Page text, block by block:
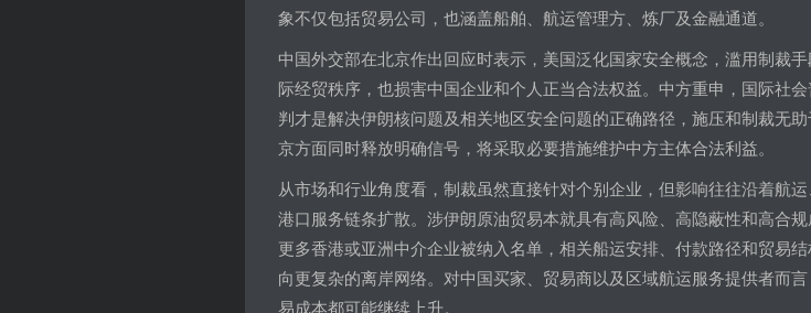
象不仅包括贸易公司，也涵盖船舶、航运管理方、炼厂及金融通道。
中国外交部在北京作出回应时表示，美国泛化国家安全概念，滥用制裁
际经贸秩序，也损害中国企业和个人正当合法权益。中方重申，国际社
判才是解决伊朗核问题及相关地区安全问题的正确路径，施压和制裁无
京方面同时释放明确信号，将采取必要措施维护中方主体合法利益。
从市场和行业角度看，制裁虽然直接针对个别企业，但影响往往沿着航
港口服务链条扩散。涉伊朗原油贸易本就具有高风险、高隐蔽性和高合
更多香港或亚洲中介企业被纳入名单，相关船运安排、付款路径和贸易
向更复杂的离岸网络。对中国买家、贸易商以及区域航运服务提供者而
易成本都可能继续上升。